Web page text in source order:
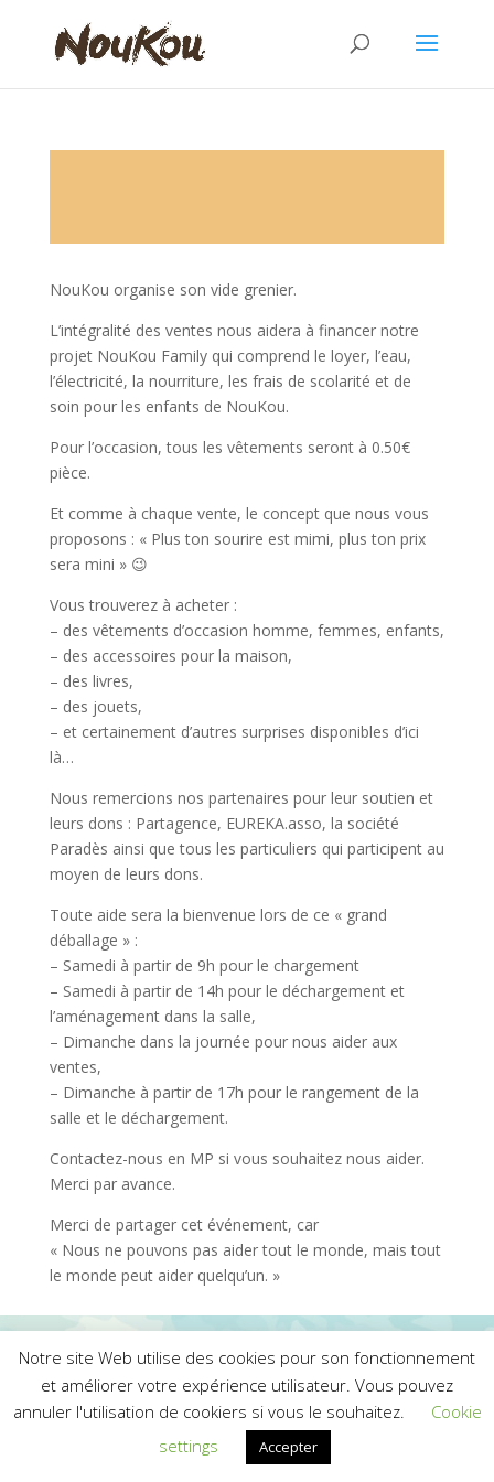
Novembre 2017 : Vide grenier Noukou
NouKou organise son vide grenier.
L’intégralité des ventes nous aidera à financer notre
projet NouKou Family qui comprend le loyer, l’eau,
l’électricité, la nourriture, les frais de scolarité et de
soin pour les enfants de NouKou.
Pour l’occasion, tous les vêtements seront à 0.50€
pièce.
Et comme à chaque vente, le concept que nous vous
proposons : « Plus ton sourire est mimi, plus ton prix
sera mini » 😉
Vous trouverez à acheter :
– des vêtements d’occasion homme, femmes, enfants,
– des accessoires pour la maison,
– des livres,
– des jouets,
– et certainement d’autres surprises disponibles d’ici
là…
Nous remercions nos partenaires pour leur soutien et
leurs dons : Partagence, EUREKA.asso, la société
Paradès ainsi que tous les particuliers qui participent au
moyen de leurs dons.
Toute aide sera la bienvenue lors de ce « grand
déballage » :
– Samedi à partir de 9h pour le chargement
– Samedi à partir de 14h pour le déchargement et
l’aménagement dans la salle,
– Dimanche dans la journée pour nous aider aux
ventes,
– Dimanche à partir de 17h pour le rangement de la
salle et le déchargement.
Contactez-nous en MP si vous souhaitez nous aider.
Merci par avance.
Merci de partager cet événement, car
« Nous ne pouvons pas aider tout le monde, mais tout
le monde peut aider quelqu’un. »
Elegant Themes| Propulsé par
Notre site Web utilise des cookies pour son fonctionnement
et améliorer votre expérience utilisateur. Vous pouvez
annuler l'utilisation de cookiers si vous le souhaitez.
Cookie
settings
Accepter